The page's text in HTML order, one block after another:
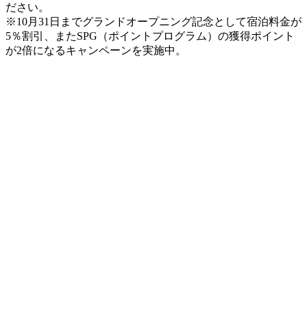
ださい。
※10月31日までグランドオープニング記念として宿泊料金が
5％割引、またSPG（ポイントプログラム）の獲得ポイント
が2倍になるキャンペーンを実施中。